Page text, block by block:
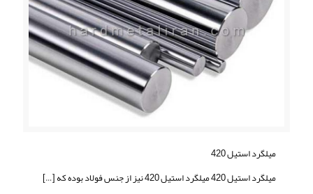
ميلگرد استيل 420
ميلگرد استيل 420 ميلگرد استيل 420 نیز از جنس فولاد بوده که
[…]